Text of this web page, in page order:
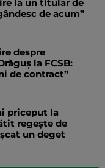
la un titular de
de acum”
despre
la FCSB:
de contract”
priceput la
regește de
un deget